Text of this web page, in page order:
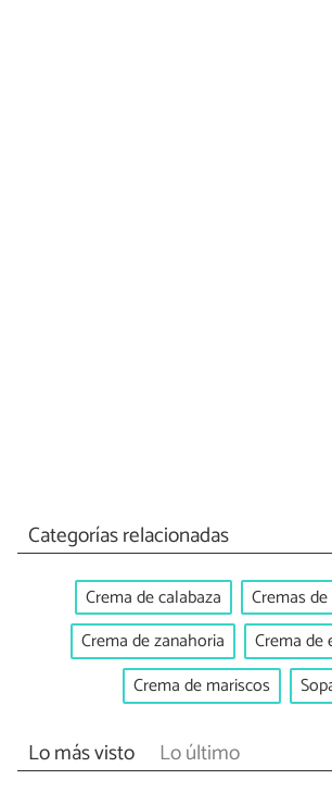
Categorías relacionadas
Crema de calabaza
Cremas
Crema de zanahoria
Crema de
Crema de mariscos
Lo más visto Lo último